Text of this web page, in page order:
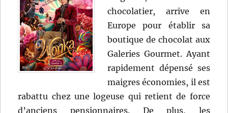
chocolatier, arrive en
Europe pour établir sa
boutique de chocolat aux
Galeries Gourmet. Ayant
rapidement dépensé ses
maigres économies, il est
rabattu chez une logeuse qui retient de force
d’anciens pensionnaires. De plus, les